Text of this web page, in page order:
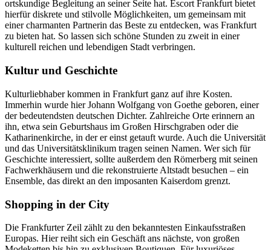
ortskundige Begleitung an seiner Seite hat. Escort Frankfurt bietet
hierfür diskrete und stilvolle Möglichkeiten, um gemeinsam mit
einer charmanten Partnerin das Beste zu entdecken, was Frankfurt
zu bieten hat. So lassen sich schöne Stunden zu zweit in einer
kulturell reichen und lebendigen Stadt verbringen.
Kultur und Geschichte
Kulturliebhaber kommen in Frankfurt ganz auf ihre Kosten.
Immerhin wurde hier Johann Wolfgang von Goethe geboren, einer
der bedeutendsten deutschen Dichter. Zahlreiche Orte erinnern an
ihn, etwa sein Geburtshaus im Großen Hirschgraben oder die
Katharinenkirche, in der er einst getauft wurde. Auch die Universität
und das Universitätsklinikum tragen seinen Namen. Wer sich für
Geschichte interessiert, sollte außerdem den Römerberg mit seinen
Fachwerkhäusern und die rekonstruierte Altstadt besuchen – ein
Ensemble, das direkt an den imposanten Kaiserdom grenzt.
Shopping in der City
Die Frankfurter Zeil zählt zu den bekanntesten Einkaufsstraßen
Europas. Hier reiht sich ein Geschäft ans nächste, von großen